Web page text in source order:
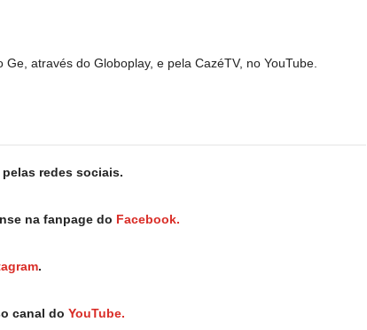
através do Globoplay, e pela CazéTV, no YouTube.
pelas redes sociais.
na fanpage do Facebook.
.
canal do YouTube.